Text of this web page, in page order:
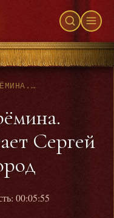
СВЕТЛАНА ЕРЁМИНА. ПОПУТЧИЦА. ЧИТАЕТ СЕРГЕЙ КРАСНОБОРОД
Сергей
00:05:55